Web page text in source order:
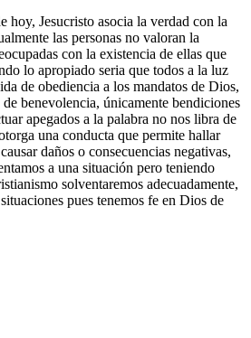
hoy, Jesucristo asocia la verdad con la
las personas no valoran la
con la existencia de ellas que
lo apropiado seria que todos a la luz
de obediencia a los mandatos de Dios,
benevolencia, únicamente bendiciones
apegados a la palabra no nos libra de
una conducta que permite hallar
daños o consecuencias negativas,
a una situación pero teniendo
solventaremos adecuadamente,
pues tenemos fe en Dios de